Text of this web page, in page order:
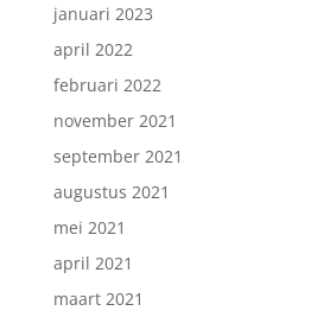
januari 2023
april 2022
februari 2022
november 2021
september 2021
augustus 2021
mei 2021
april 2021
maart 2021